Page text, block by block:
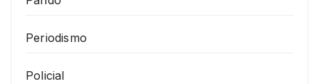
Periodismo
Policial